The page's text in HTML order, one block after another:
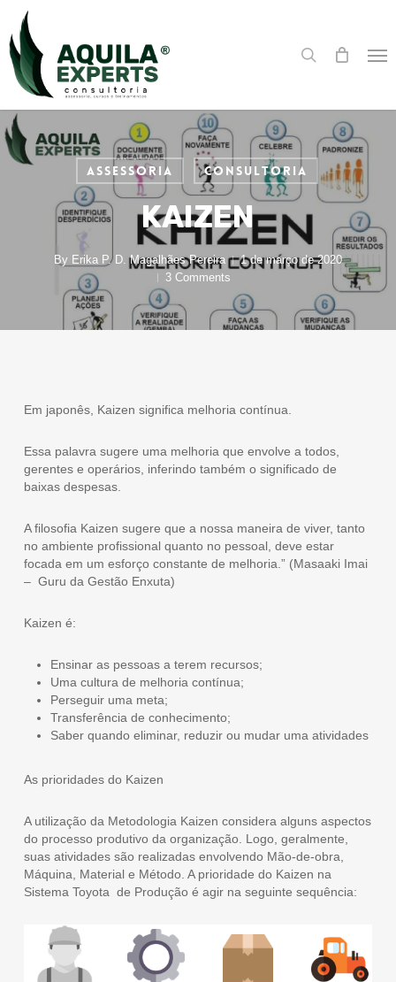
main
content
Assessoria Consultoria
KAIZEN
By Erika P. D. Magalhães Pereira
1 de março de 2020
3 Comments
Em japonês, Kaizen significa melhoria contínua.
Essa palavra sugere uma melhoria que envolve a todos,
gerentes e operários, inferindo também o significado de
baixas despesas.
A filosofia Kaizen sugere que a nossa maneira de viver, tanto
no ambiente profissional quanto no pessoal, deve estar
focada em um esforço constante de melhoria.” (Masaaki Imai
– Guru da Gestão Enxuta)
Kaizen é:
Ensinar as pessoas a terem recursos;
Uma cultura de melhoria contínua;
Perseguir uma meta;
Transferência de conhecimento;
Saber quando eliminar, reduzir ou mudar uma atividades
As prioridades do Kaizen
A utilização da Metodologia Kaizen considera alguns aspectos
do processo produtivo da organização. Logo, geralmente,
suas atividades são realizadas envolvendo Mão-de-obra,
Máquina, Material e Método. A prioridade do Kaizen na
Sistema Toyota de Produção é agir na seguinte sequência: